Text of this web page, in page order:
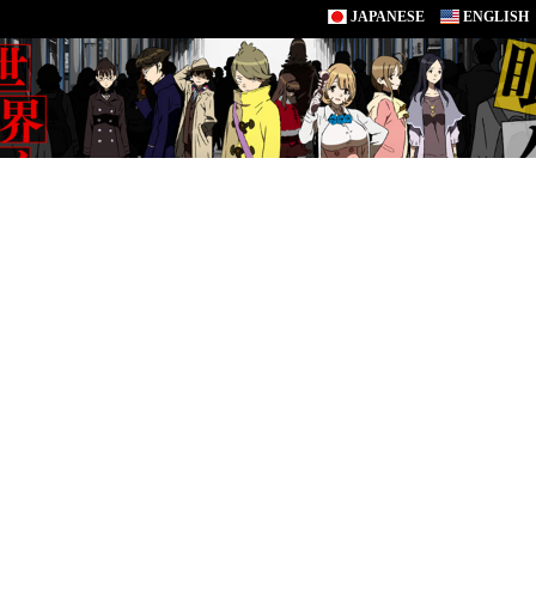
JAPANESE ENGLISH